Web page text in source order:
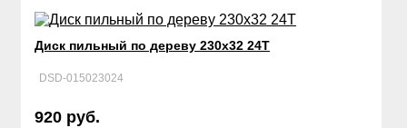
Диск пильный по дереву 230х32 24Т
DSD-015023024
920 руб.